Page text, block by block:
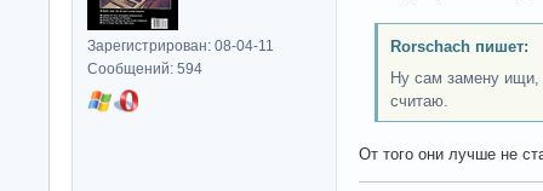
Зарегистрирован: 08-04-11
Сообщений: 594
Rorschach пишет:
Ну сам замену
считаю.
От того они лучше не